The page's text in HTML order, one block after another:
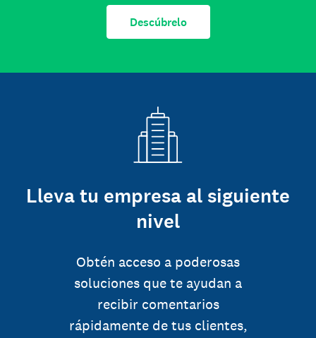
Descúbrelo
Lleva tu empresa al siguiente
nivel
Obtén acceso a poderosas
soluciones que te ayudan a
recibir comentarios
rápidamente de tus clientes,